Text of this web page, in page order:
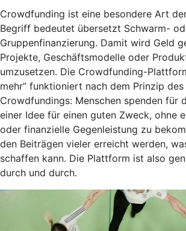
Crowdfunding ist eine besondere Art
Begriff bedeutet übersetzt Schwarm-
Gruppenfinanzierung. Damit wird Geld
Projekte, Geschäftsmodelle oder
umzusetzen. Die Crowdfunding-
mehr” funktioniert nach dem Prinzip
Crowdfundings: Menschen spenden für
einer Idee für einen guten Zweck, ohne
oder finanzielle Gegenleistung zu
den Beiträgen vieler erreicht werden,
schaffen kann. Die Plattform ist also
durch und durch.